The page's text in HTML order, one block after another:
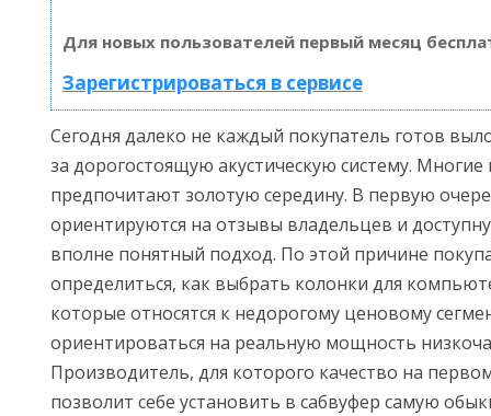
Для новых пользователей первый месяц
Зарегистрироваться в сервисе
Сегодня далеко не каждый покупатель готов
за дорогостоящую акустическую систему. Многие
предпочитают золотую середину. В первую
ориентируются на отзывы владельцев и
вполне понятный подход. По этой причине
определиться, как выбрать колонки для
которые относятся к недорогому ценовому
ориентироваться на реальную мощность
Производитель, для которого качество на
позволит себе установить в сабвуфер самую